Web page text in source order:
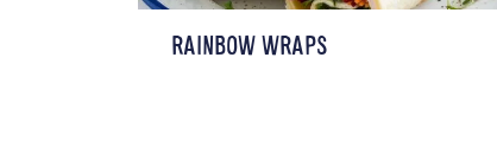
RAINBOW WRAPS